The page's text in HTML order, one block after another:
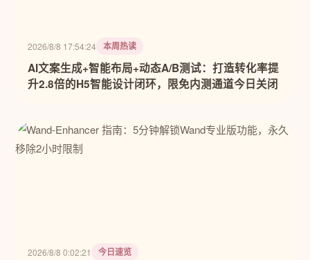
2026/8/8 17:54:24 本周热读
AI文案生成+智能布局+动态A/B测试：打造转化率提
升2.8倍的H5智能设计闭环，限免内测通道今日关闭
2026/8/8 0:02:21 今日速览